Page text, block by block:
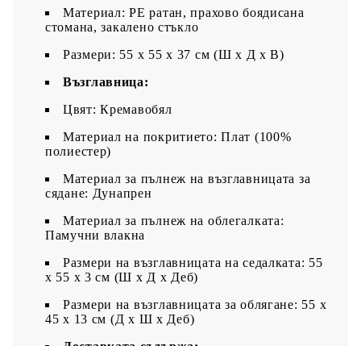
Материал: PE ратан, прахово боядисана
стомана, закалено стъкло
Размери: 55 x 55 x 37 см (Ш x Д x В)
Възглавница:
Цвят: Кремавобял
Материал на покритието: Плат (100%
полиестер)
Материал за пълнеж на възглавницата за
сядане: Дунапрен
Материал за пълнеж на облегалката:
Памучни влакна
Размери на възглавницата на седалката: 55
x 55 x 3 см (Ш x Д x Деб)
Размери на възглавницата за облягане: 55 x
45 x 13 см (Д х Ш x Деб)